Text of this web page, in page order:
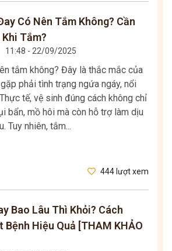
Có Nên Tắm Không? Cần
Khi Tắm?
11:48 - 22/09/2025
tắm không? Đây là thắc mắc của
phải tình trạng ngứa ngáy, nổi
tế, vệ sinh đúng cách không chỉ
bẩn, mồ hôi mà còn hỗ trợ làm dịu
Tuy nhiên, tắm...
444 lượt xem
Bao Lâu Thì Khỏi? Cách
Bệnh Hiệu Quả [THAM KHẢO